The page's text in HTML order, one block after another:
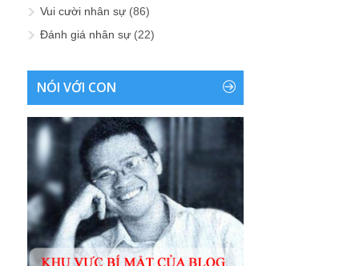
Vui cười nhân sự (86)
Đánh giá nhân sự (22)
NÓI VỚI CON